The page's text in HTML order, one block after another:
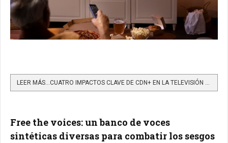
LEER MÁS…CUATRO IMPACTOS CLAVE DE CDN+ EN LA TELEVISIÓN Y SU RELEVANCIA EN LA TRANSFORMACIÓN DIGITAL
Free the voices: un banco de voces
sintéticas diversas para combatir los sesgos